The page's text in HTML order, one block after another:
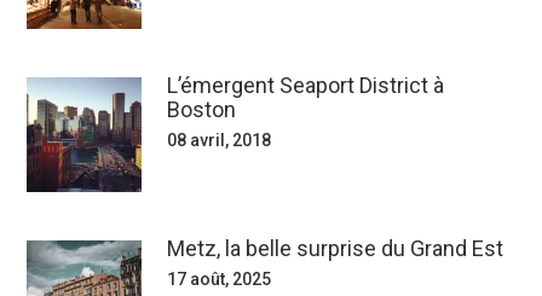
L’émergent Seaport District à
Boston
08 avril, 2018
Metz, la belle surprise du Grand Est
17 août, 2025